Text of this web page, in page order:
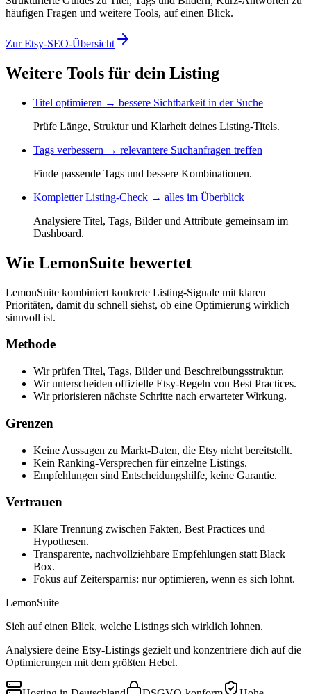
häufigen Fragen und weitere Tools, auf einen Blick.
Zur Etsy-SEO-Übersicht
Weitere Tools für dein Listing
Titel optimieren → bessere Sichtbarkeit in der Suche
Prüfe Länge, Struktur und Klarheit deines Listing-Titels.
Tags verbessern → relevantere Suchanfragen treffen
Finde passende Tags und bessere Kombinationen.
Kompletter Listing-Check → alles im Überblick
Analysiere Titel, Tags, Bilder und Attribute gemeinsam im
Dashboard.
Wie LemonSuite bewertet
LemonSuite kombiniert konkrete Listing-Signale mit klaren
Prioritäten, damit du schnell siehst, ob eine Optimierung wirklich
sinnvoll ist.
Methode
Wir prüfen Titel, Tags, Bilder und Beschreibungsstruktur.
Wir unterscheiden offizielle Etsy-Regeln von Best Practices.
Wir priorisieren nächste Schritte nach erwarteter Wirkung.
Grenzen
Keine Aussagen zu Markt-Daten, die Etsy nicht bereitstellt.
Kein Ranking-Versprechen für einzelne Listings.
Empfehlungen sind Entscheidungshilfe, keine Garantie.
Vertrauen
Klare Trennung zwischen Fakten, Best Practices und
Hypothesen.
Transparente, nachvollziehbare Empfehlungen statt Black
Box.
Fokus auf Zeitersparnis: nur optimieren, wenn es sich lohnt.
LemonSuite
Sieh auf einen Blick, welche Listings sich wirklich lohnen.
Analysiere deine Etsy-Listings gezielt und konzentriere dich auf die
Optimierungen mit dem größten Hebel.